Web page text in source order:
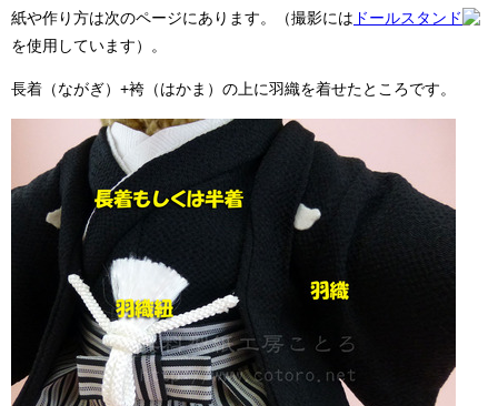
紙や作り方は次のページにあります。（撮影には ドールスタンド
を使用しています）。
長着（ながぎ）+袴（はかま）の上に羽織を着せたところです。